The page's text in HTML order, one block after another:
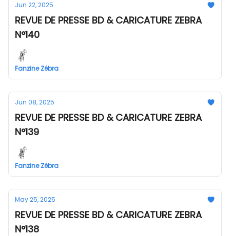
Jun 22, 2025
REVUE DE PRESSE BD & CARICATURE ZEBRA
N°140
Fanzine Zébra
Jun 08, 2025
REVUE DE PRESSE BD & CARICATURE ZEBRA
N°139
Fanzine Zébra
May 25, 2025
REVUE DE PRESSE BD & CARICATURE ZEBRA
N°138